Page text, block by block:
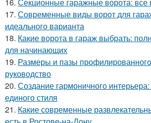
16. Секционные гаражные ворота:
17. Современные виды ворот для
идеального варианта
18. Какие ворота в гараж выбрать:
для начинающих
19. Размеры и пазы
руководство
20. Создание гармоничного
единого стиля
21. Какие современные